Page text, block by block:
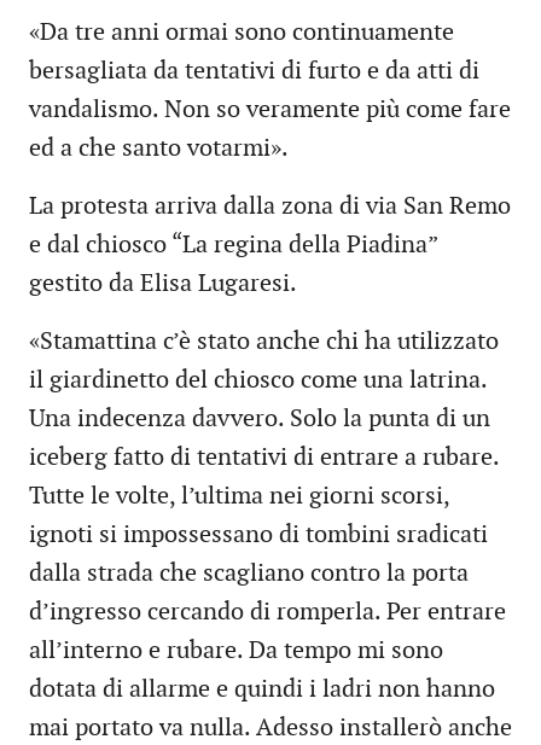
«Da tre anni ormai sono continuamente
bersagliata da tentativi di furto e da atti di
vandalismo. Non so veramente più come fare
ed a che santo votarmi».
La protesta arriva dalla zona di via San Remo
e dal chiosco “La regina della Piadina”
gestito da Elisa Lugaresi.
«Stamattina c’è stato anche chi ha utilizzato
il giardinetto del chiosco come una latrina.
Una indecenza davvero. Solo la punta di un
iceberg fatto di tentativi di entrare a rubare.
Tutte le volte, l’ultima nei giorni scorsi,
ignoti si impossessano di tombini sradicati
dalla strada che scagliano contro la porta
d’ingresso cercando di romperla. Per entrare
all’interno e rubare. Da tempo mi sono
dotata di allarme e quindi i ladri non hanno
mai portato va nulla. Adesso installerò anche